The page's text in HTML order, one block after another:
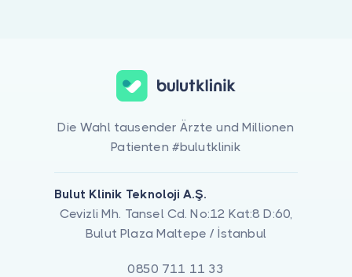
Die Wahl tausender Ärzte und Millionen
Patienten #bulutklinik
Bulut Klinik Teknoloji A.Ş.
Cevizli Mh. Tansel Cd. No:12 Kat:8 D:60,
Bulut Plaza Maltepe / İstanbul
0850 711 11 33